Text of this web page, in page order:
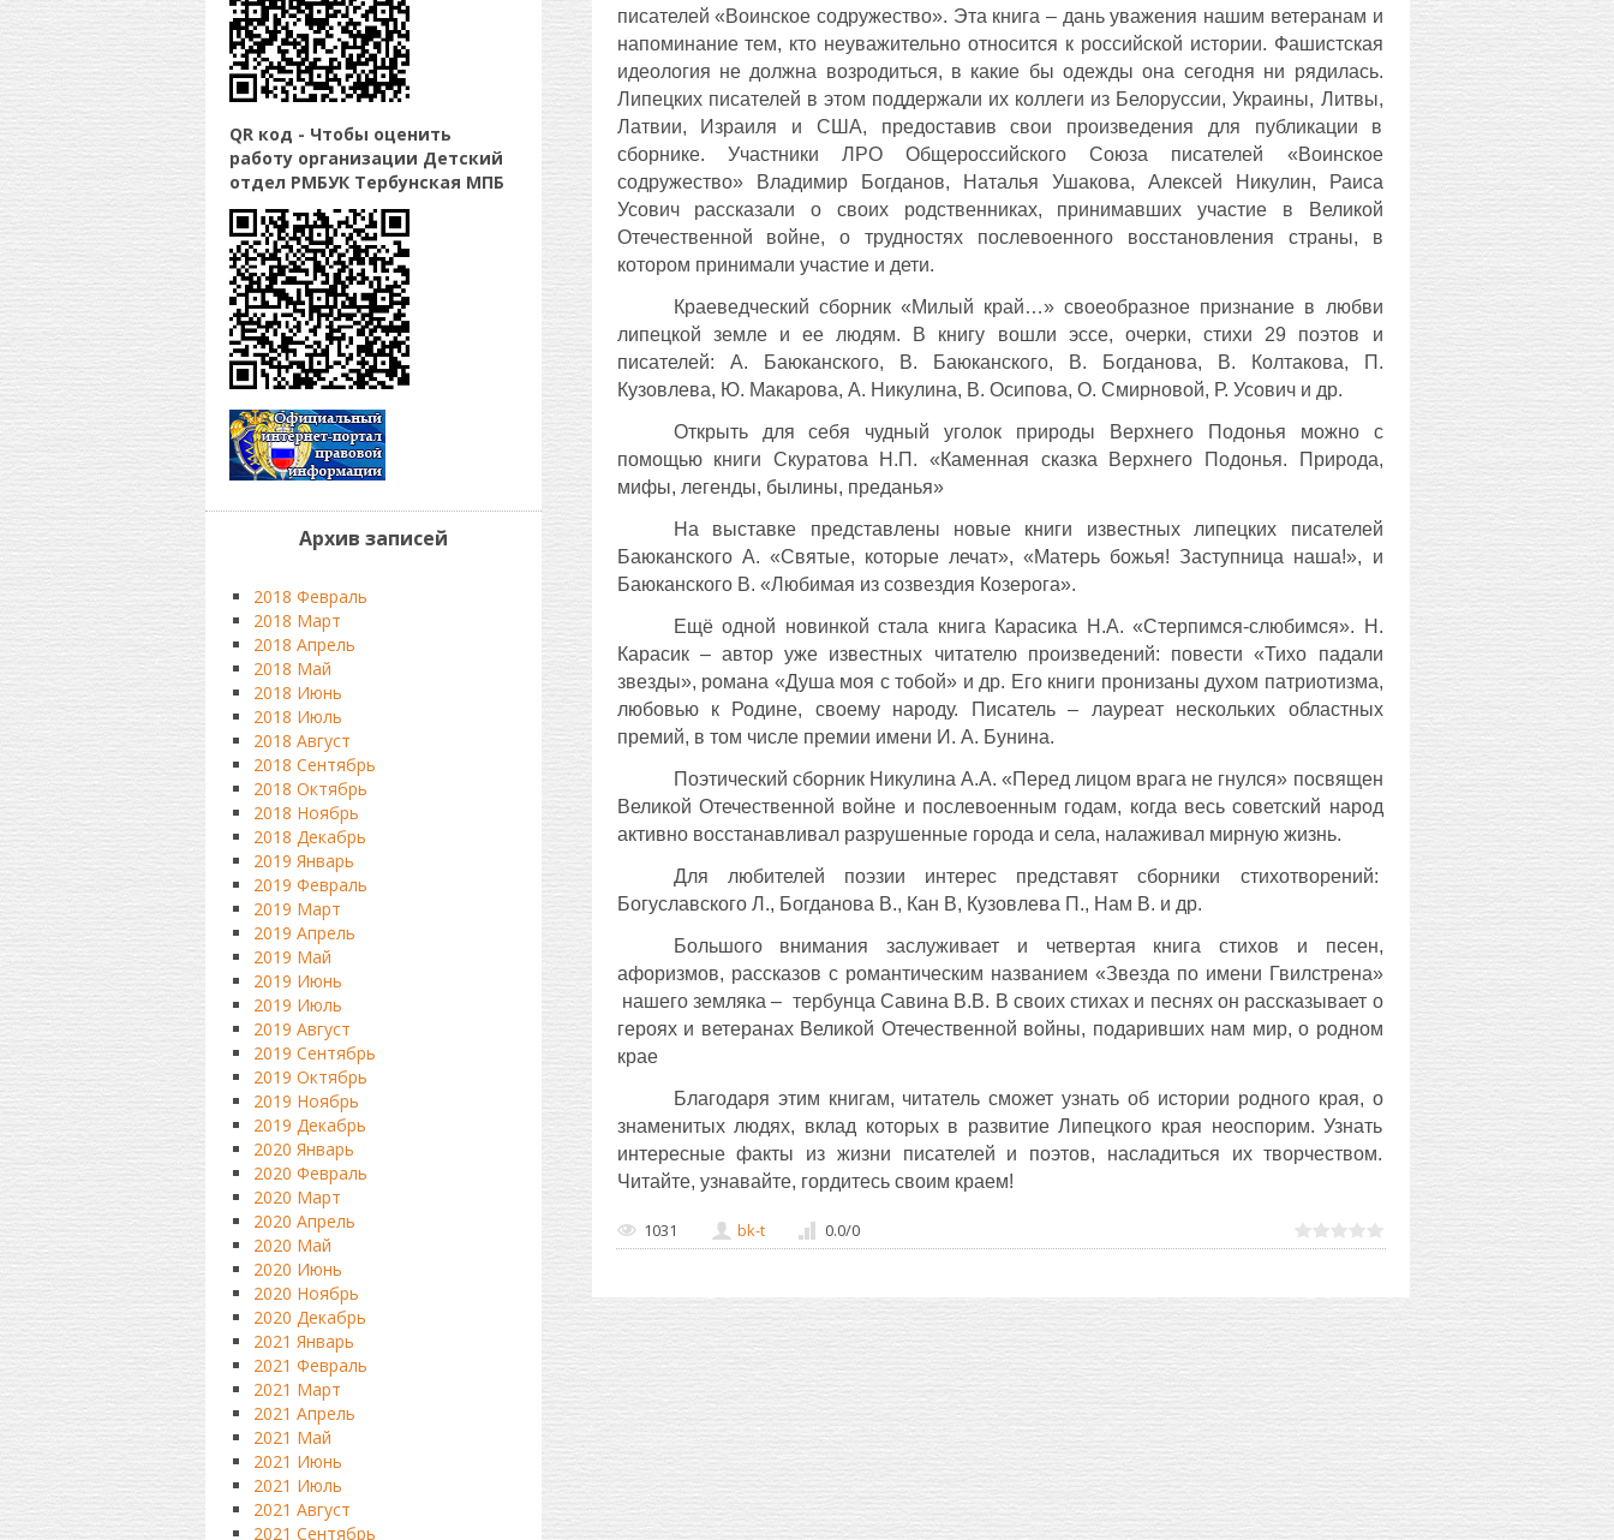
писателей «Воинское содружество». Эта книга – дань уважения нашим ветеранам и
напоминание тем, кто неуважительно относится к российской истории. Фашистская
идеология не должна возродиться, в какие бы одежды она сегодня ни рядилась.
Липецких писателей в этом поддержали их коллеги из Белоруссии, Украины, Литвы,
Латвии, Израиля и США, предоставив свои произведения для публикации в
сборнике. Участники ЛРО Общероссийского Союза писателей «Воинское
содружество» Владимир Богданов, Наталья Ушакова, Алексей Никулин, Раиса
Усович рассказали о своих родственниках, принимавших участие в Великой
Отечественной войне, о трудностях послевоенного восстановления страны, в
котором принимали участие и дети.
Краеведческий сборник «Милый край…» своеобразное признание в любви
липецкой земле и ее людям. В книгу вошли эссе, очерки, стихи 29 поэтов и
писателей: А. Баюканского, В. Баюканского, В. Богданова, В. Колтакова, П.
Кузовлева, Ю. Макарова, А. Никулина, В. Осипова, О. Смирновой, Р. Усович и др.
Открыть для себя чудный уголок природы Верхнего Подонья можно с
помощью книги
Скуратова Н.П. «Каменная сказка Верхнего Подонья. Природа,
мифы, легенды, былины, преданья»
На выставке представлены новые книги известных липецких писателей
Баюканского А. «Святые, которые лечат», «Матерь божья! Заступница наша!», и
Баюканского В. «Любимая из созвездия Козерога».
Ещё одной новинкой стала книга Карасика Н.А. «Стерпимся-слюбимся». Н.
Карасик – автор уже известных читателю произведений: повести «Тихо падали
звезды», романа «Душа моя с тобой» и др. Его книги пронизаны духом патриотизма,
любовью к Родине, своему народу. Писатель – лауреат нескольких областных
премий, в том числе премии имени И. А. Бунина.
Поэтический сборник Никулина А.А. «Перед лицом врага не гнулся» посвящен
Великой Отечественной войне и послевоенным годам, когда весь советский народ
активно восстанавливал разрушенные города и села, налаживал мирную жизнь.
Для любителей поэзии интерес представят сборники стихотворений:
Богуславского Л., Богданова В., Кан В, Кузовлева П., Нам В. и др.
Большого внимания заслуживает и четвертая книга стихов и песен,
афоризмов, рассказов с романтическим названием «Звезда по имени Гвилстрена»
нашего земляка – тербунца Савина В.В. В своих стихах и песнях он рассказывает о
героях и ветеранах Великой Отечественной войны, подаривших нам мир, о родном
крае
Благодаря этим книгам, читатель сможет узнать об истории родного края, о
знаменитых людях, вклад которых в развитие Липецкого края неоспорим. Узнать
интересные факты из жизни писателей и поэтов, насладиться их творчеством.
Читайте, узнавайте, гордитесь своим краем!
1031 bk-t 0.0/0
QR код - Чтобы оценить
работу организации Детский
отдел РМБУК Тербунская МПБ
Архив записей
2018 Февраль
2018 Март
2018 Апрель
2018 Май
2018 Июнь
2018 Июль
2018 Август
2018 Сентябрь
2018 Октябрь
2018 Ноябрь
2018 Декабрь
2019 Январь
2019 Февраль
2019 Март
2019 Апрель
2019 Май
2019 Июнь
2019 Июль
2019 Август
2019 Сентябрь
2019 Октябрь
2019 Ноябрь
2019 Декабрь
2020 Январь
2020 Февраль
2020 Март
2020 Апрель
2020 Май
2020 Июнь
2020 Ноябрь
2020 Декабрь
2021 Январь
2021 Февраль
2021 Март
2021 Апрель
2021 Май
2021 Июнь
2021 Июль
2021 Август
2021 Сентябрь